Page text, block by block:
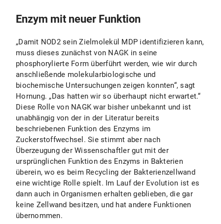
Enzym mit neuer Funktion
„Damit NOD2 sein Zielmolekül MDP identifizieren kann,
muss dieses zunächst von NAGK in seine
phosphorylierte Form überführt werden, wie wir durch
anschließende molekularbiologische und
biochemische Untersuchungen zeigen konnten“, sagt
Hornung. „Das hatten wir so überhaupt nicht erwartet.“
Diese Rolle von NAGK war bisher unbekannt und ist
unabhängig von der in der Literatur bereits
beschriebenen Funktion des Enzyms im
Zuckerstoffwechsel. Sie stimmt aber nach
Überzeugung der Wissenschaftler gut mit der
ursprünglichen Funktion des Enzyms in Bakterien
überein, wo es beim Recycling der Bakterienzellwand
eine wichtige Rolle spielt. Im Lauf der Evolution ist es
dann auch in Organismen erhalten geblieben, die gar
keine Zellwand besitzen, und hat andere Funktionen
übernommen.